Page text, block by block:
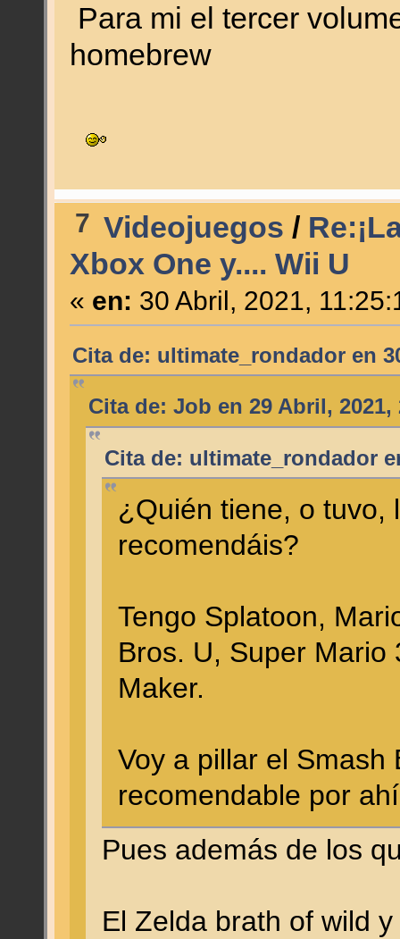
Para mi el tercer
homebrew
7 Videojuegos /
Xbox One y.... Wii U
« en: 30 Abril, 2021,
Cita de: ultimate_rondador en
Cita de: Job en 29 Abril, 2021,
Cita de: ultimate_rondador
¿Quién tiene, o tuvo,
recomendáis?
Tengo Splatoon,
Bros. U, Super Mario
Maker.
Voy a pillar el
recomendable por
Pues además de los
El Zelda brath of wild